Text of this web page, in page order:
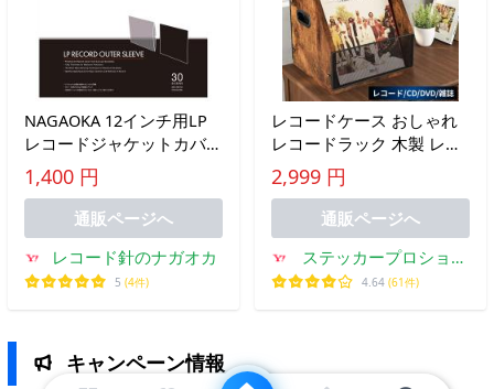
NAGAOKA 12インチ用LP
レコードジャケットカバー
JC30LP
1,400 円
通販ページへ
レコード針のナガオカ
5 (4件)
レコードケース おしゃれ
レコードラック 木製 レコ
ード 収納 ボックス ラック
持ち手付き CD DVD 雑誌
本棚 新聞 飾り棚 ヴィンテ
ージ風 レトロ za-427
2,999 円
通販ページへ
ステッカープロショッ
プ北摂モール
4.64 (61件)
キャンペーン情報